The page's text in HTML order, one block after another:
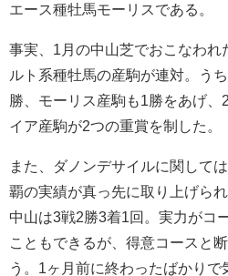
エース種牡馬モーリスである。
事実、1月の中山芝でおこなわれ
ルト系種牡馬の産駒が連対。う
勝、モーリス産駒も1勝をあげ
イア産駒が2つの重賞を制した。
また、ダノンデサイルに関して
覇の実績が真っ先に取り上げら
中山は3戦2勝3着1回。実力がコ
こともできるが、得意コースと
う。1ヶ月前に終わったばかりで